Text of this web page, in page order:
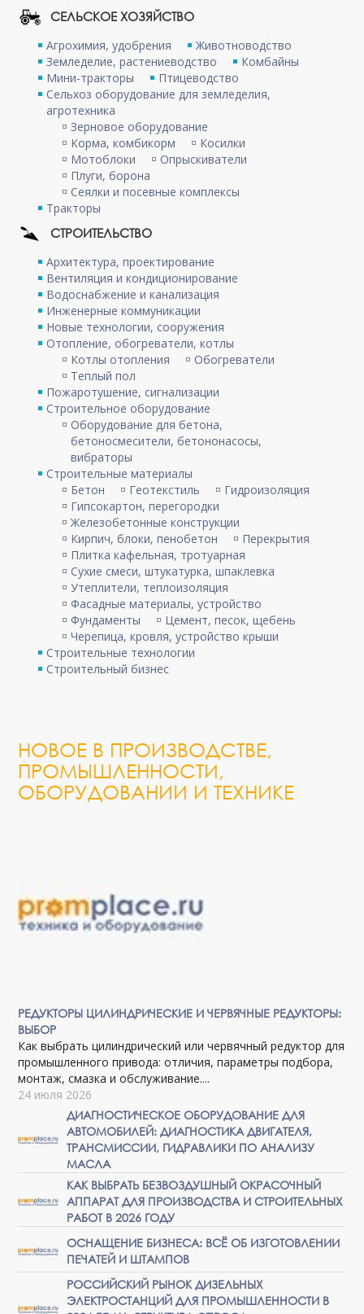
СЕЛЬСКОЕ ХОЗЯЙСТВО
Агрохимия, удобрения
Животноводство
Земледелие, растениеводство
Комбайны
Мини-тракторы
Птицеводство
Сельхоз оборудование для земледелия,
агротехника
Зерновое оборудование
Корма, комбикорм
Косилки
Мотоблоки
Опрыскиватели
Плуги, борона
Сеялки и посевные комплексы
Тракторы
СТРОИТЕЛЬСТВО
Архитектура, проектирование
Вентиляция и кондиционирование
Водоснабжение и канализация
Инженерные коммуникации
Новые технологии, сооружения
Отопление, обогреватели, котлы
Котлы отопления
Обогреватели
Теплый пол
Пожаротушение, сигнализации
Строительное оборудование
Оборудование для бетона,
бетоносмесители, бетононасосы,
вибраторы
Строительные материалы
Бетон
Геотекстиль
Гидроизоляция
Гипсокартон, перегородки
Железобетонные конструкции
Кирпич, блоки, пенобетон
Перекрытия
Плитка кафельная, тротуарная
Сухие смеси, штукатурка, шпаклевка
Утеплители, теплоизоляция
Фасадные материалы, устройство
Фундаменты
Цемент, песок, щебень
Черепица, кровля, устройство крыши
Строительные технологии
Строительный бизнес
НОВОЕ В ПРОИЗВОДСТВЕ,
ПРОМЫШЛЕННОСТИ,
ОБОРУДОВАНИИ И ТЕХНИКЕ
РЕДУКТОРЫ ЦИЛИНДРИЧЕСКИЕ И ЧЕРВЯЧНЫЕ РЕДУКТОРЫ:
ВЫБОР
Как выбрать цилиндрический или червячный редуктор для
промышленного привода: отличия, параметры подбора,
монтаж, смазка и обслуживание....
24 июля 2026
ДИАГНОСТИЧЕСКОЕ ОБОРУДОВАНИЕ ДЛЯ
АВТОМОБИЛЕЙ: ДИАГНОСТИКА ДВИГАТЕЛЯ,
ТРАНСМИССИИ, ГИДРАВЛИКИ ПО АНАЛИЗУ
МАСЛА
КАК ВЫБРАТЬ БЕЗВОЗДУШНЫЙ ОКРАСОЧНЫЙ
АППАРАТ ДЛЯ ПРОИЗВОДСТВА И СТРОИТЕЛЬНЫХ
РАБОТ В 2026 ГОДУ
ОСНАЩЕНИЕ БИЗНЕСА: ВСЁ ОБ ИЗГОТОВЛЕНИИ
ПЕЧАТЕЙ И ШТАМПОВ
РОССИЙСКИЙ РЫНОК ДИЗЕЛЬНЫХ
ЭЛЕКТРОСТАНЦИЙ ДЛЯ ПРОМЫШЛЕННОСТИ В